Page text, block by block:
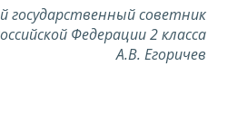
государственный советник
Федерации 2 класса
А.В. Егоричев